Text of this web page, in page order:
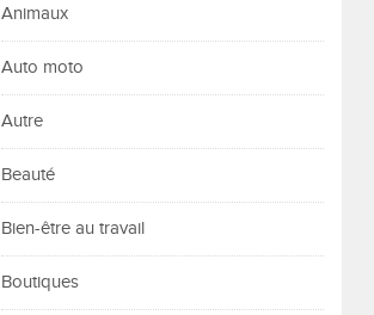
Animaux
Auto moto
Autre
Beauté
Bien-être au travail
Boutiques